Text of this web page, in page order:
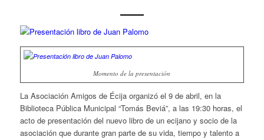
Momento de la presentación
La Asociación Amigos de Écija organizó el 9 de abril, en la
Biblioteca Pública Municipal “Tomás Beviá”, a las 19:30 horas, el
acto de presentación del nuevo libro de un ecijano y socio de la
asociación que durante gran parte de su vida, tiempo y talento a